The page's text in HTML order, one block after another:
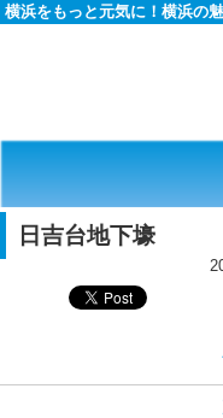
横浜をもっと元気に！横浜の
日吉台地下壕